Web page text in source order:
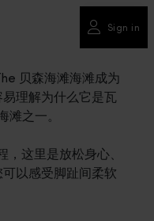
Sign in
贝森海滩海滩成为
理解为什么它是瓦
之一。
这里是放松身心、
以感受脚趾间柔软